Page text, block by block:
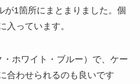
が1箇所にまとまりました。個
入っています。
ホワイト・ブルー）で、ケー
合わせられるのも良いです